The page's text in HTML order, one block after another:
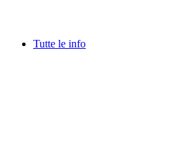
Tutte le info